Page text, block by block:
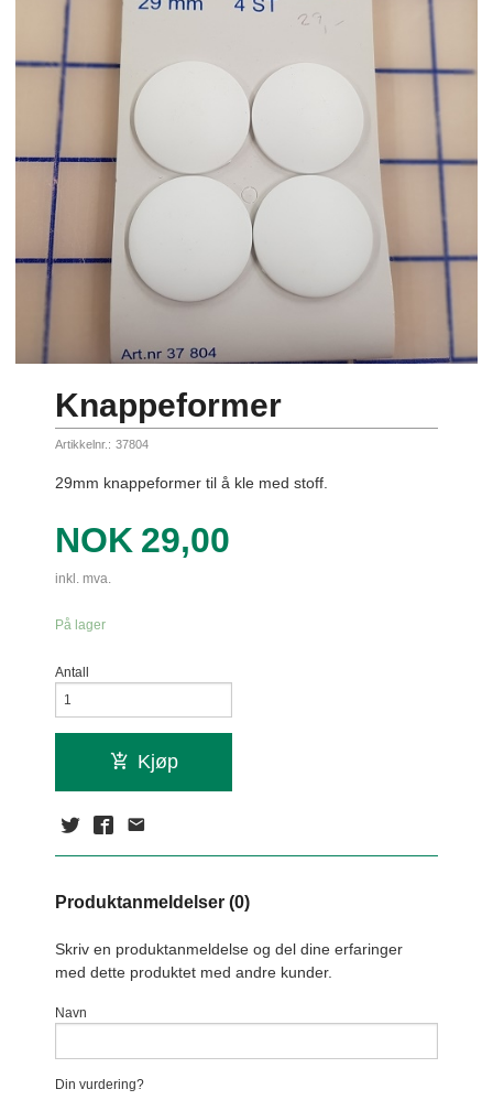
Knappeformer
Artikkelnr.: 37804
29mm knappeformer til å kle med stoff.
Pris
NOK 29,00
inkl. mva.
På lager
Antall
Kjøp
Produktanmeldelser (0)
Skriv en produktanmeldelse og del dine erfaringer
med dette produktet med andre kunder.
Navn
Din vurdering?